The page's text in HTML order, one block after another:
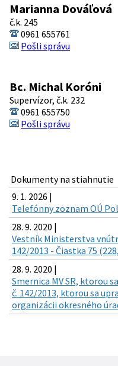
Marianna Dováľová
č.k. 245
0961 655761
Pošli správu
Bc. Michal Koróni
Supervízor, č.k. 232
0961 655750
Pošli správu
Dokumenty na stiahnutie
9. 1. 2026 |
Telefónny zoznam OÚ
28. 9. 2020 |
Vestník Ministerstva
142/2013 - Čiastka 75
28. 9. 2020 |
Smernica MV SR, ktorou
č. 142/2013, ktorou sa
organizácii okresného